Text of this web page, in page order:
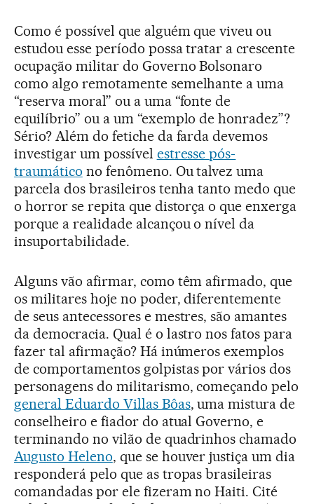
Como é possível que alguém que viveu ou
estudou esse período possa tratar a crescente
ocupação militar do Governo Bolsonaro
como algo remotamente semelhante a uma
“reserva moral” ou a uma “fonte de
equilíbrio” ou a um “exemplo de honradez”?
Sério? Além do fetiche da farda devemos
investigar um possível estresse pós-
traumático no fenômeno. Ou talvez uma
parcela dos brasileiros tenha tanto medo que
o horror se repita que distorça o que enxerga
porque a realidade alcançou o nível da
insuportabilidade.
Alguns vão afirmar, como têm afirmado, que
os militares hoje no poder, diferentemente
de seus antecessores e mestres, são amantes
da democracia. Qual é o lastro nos fatos para
fazer tal afirmação? Há inúmeros exemplos
de comportamentos golpistas por vários dos
personagens do militarismo, começando pelo
general Eduardo Villas Bôas, uma mistura de
conselheiro e fiador do atual Governo, e
terminando no vilão de quadrinhos chamado
Augusto Heleno, que se houver justiça um dia
responderá pelo que as tropas brasileiras
comandadas por ele fizeram no Haiti. Cité